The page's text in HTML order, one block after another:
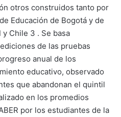
otros construidos tanto por
Educación de Bogotá y de
Chile 3 . Se basa
de las pruebas
anual de los
educativo, observado
que abandonan el quintil
en los promedios
por los estudiantes de la